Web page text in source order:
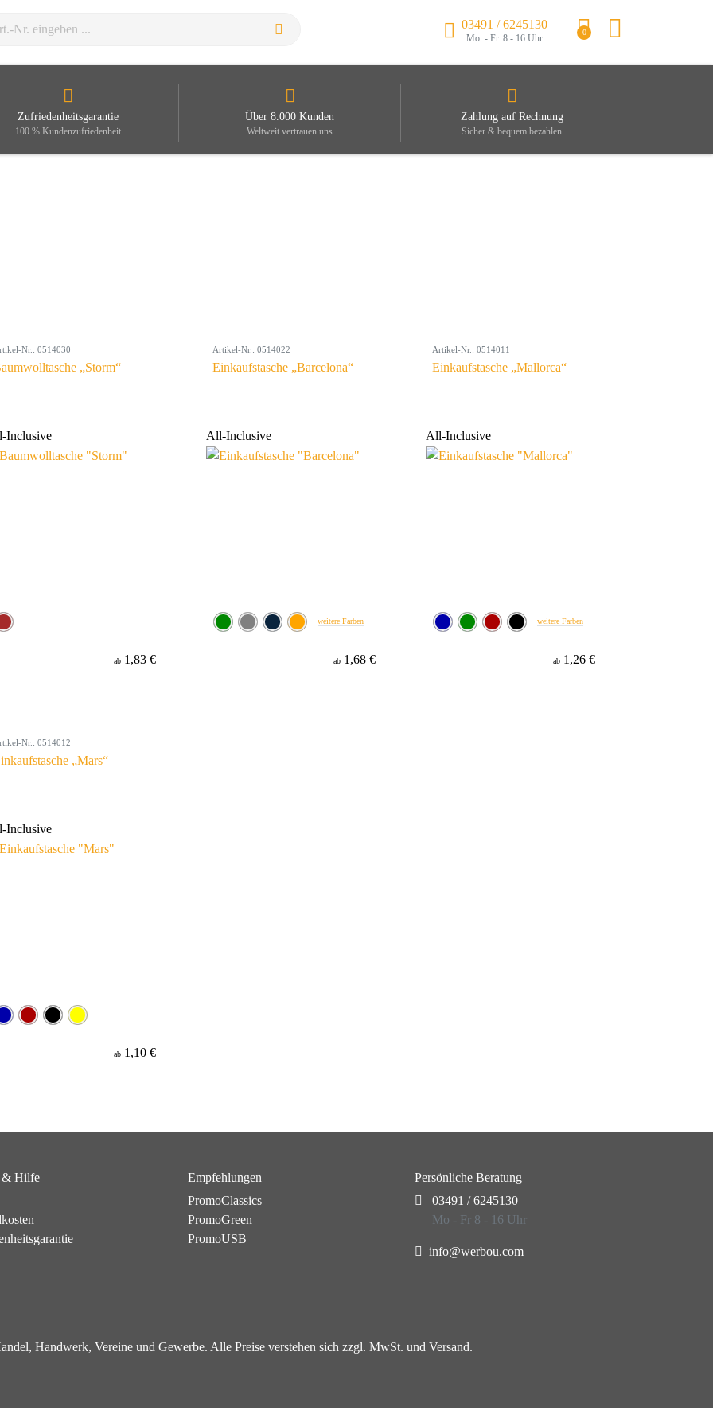
03491 / 6245130
Mo. - Fr. 8 - 16 Uhr
0
Zufriedenheitsgarantie
100 % Kundenzufriedenheit
Über 8.000 Kunden
Weltweit vertrauen uns
Zahlung auf Rechnung
Sicher & bequem bezahlen
Nr.: 0514030
„Storm“
Inclusive
ab 1,83 €
Artikel-Nr.: 0514022
Einkaufstasche „Barcelona“
All-Inclusive
weitere Farben
ab 1,68 €
Artikel-Nr.: 0514011
Einkaufstasche „Mallorca“
All-Inclusive
weitere Farben
ab 1,26 €
Nr.: 0514012
„Mars“
Inclusive
ab 1,10 €
& Hilfe
Empfehlungen
PromoClassics
PromoGreen
PromoUSB
Persönliche Beratung
03491 / 6245130
Mo - Fr 8 - 16 Uhr
info@werbou.com
Handwerk, Vereine und Gewerbe. Alle Preise verstehen sich zzgl. MwSt. und Versand.